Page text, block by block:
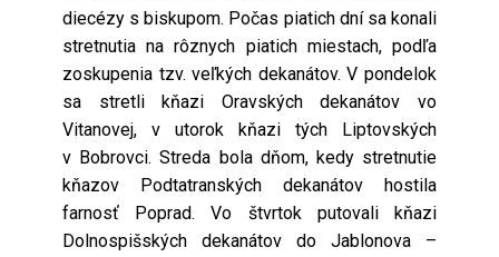
diecézy s biskupom. Počas piatich dní sa konali
stretnutia na rôznych piatich miestach, podľa
zoskupenia tzv. veľkých dekanátov. V pondelok
sa stretli kňazi Oravských dekanátov vo
Vitanovej, v utorok kňazi tých Liptovských
v Bobrovci. Streda bola dňom, kedy stretnutie
kňazov Podtatranských dekanátov hostila
farnosť Poprad. Vo štvrtok putovali kňazi
Dolnospišských dekanátov do Jablonova –